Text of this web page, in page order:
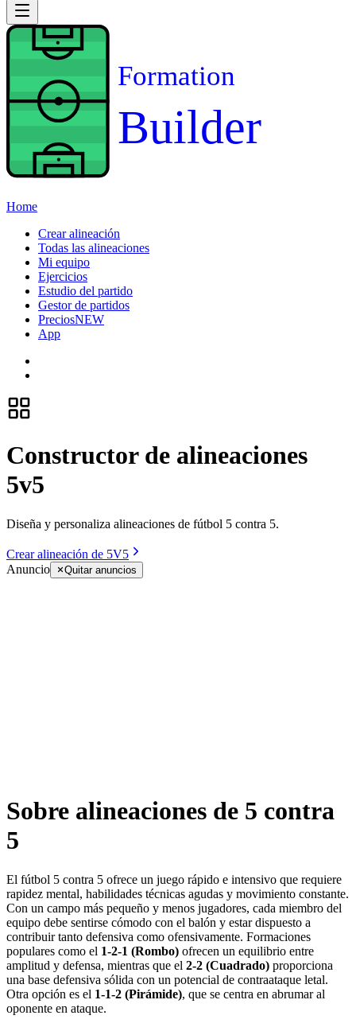
Formation
Builder
Home
Crear alineación
Todas las alineaciones
Mi equipo
Ejercicios
Estudio del partido
Gestor de partidos
PreciosNEW
App
Constructor de alineaciones
5v5
Diseña y personaliza alineaciones de fútbol 5 contra 5.
Crear alineación de 5V5
Anuncio
Quitar anuncios
Sobre alineaciones de 5 contra
5
El fútbol 5 contra 5 ofrece un juego rápido e intensivo que requiere
rapidez mental, habilidades técnicas agudas y movimiento constante.
Con un campo más pequeño y menos jugadores, cada miembro del
equipo debe sentirse cómodo con el balón y estar dispuesto a
contribuir tanto defensiva como ofensivamente. Formaciones
populares como el 1-2-1 (Rombo) ofrecen un equilibrio entre
amplitud y defensa, mientras que el 2-2 (Cuadrado) proporciona
una base defensiva sólida con un potencial de contraataque letal.
Otra opción es el 1-1-2 (Pirámide), que se centra en abrumar al
oponente en ataque.